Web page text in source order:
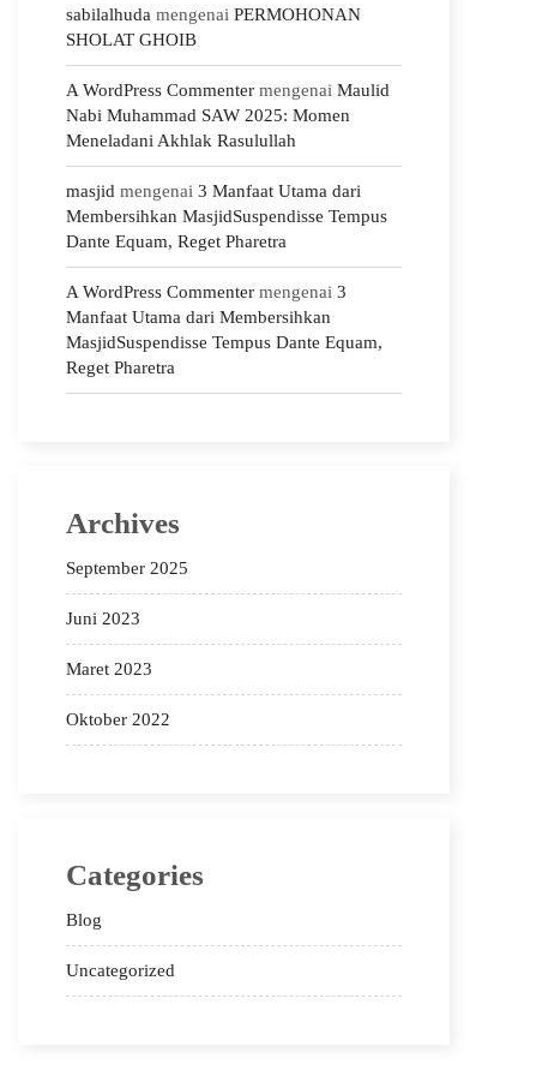
sabilalhuda mengenai PERMOHONAN
SHOLAT GHOIB
A WordPress Commenter mengenai Maulid
Nabi Muhammad SAW 2025: Momen
Meneladani Akhlak Rasulullah
masjid mengenai 3 Manfaat Utama dari
Membersihkan MasjidSuspendisse Tempus
Dante Equam, Reget Pharetra
A WordPress Commenter mengenai 3
Manfaat Utama dari Membersihkan
MasjidSuspendisse Tempus Dante Equam,
Reget Pharetra
Archives
September 2025
Juni 2023
Maret 2023
Oktober 2022
Categories
Blog
Uncategorized